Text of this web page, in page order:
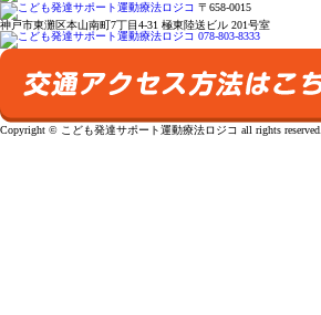
〒658-0015
神戸市東灘区本山南町7丁目4-31 極東陸送ビル 201号室
Copyright © こども発達サポート運動療法ロジコ all rights reserved.